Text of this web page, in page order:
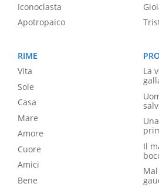
Iconoclasta
Apotropaico
RIME
Vita
Sole
Casa
Mare
Amore
Cuore
Amici
Bene
La
Il